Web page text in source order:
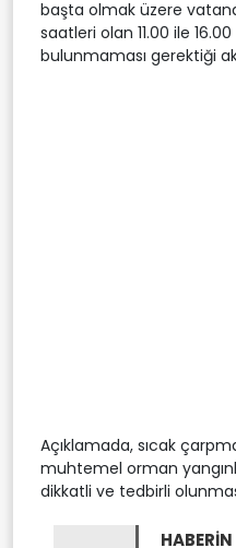
başta olmak üzere
saatleri olan 11.00 ile
bulunmaması gerektiği
Açıklamada, sıcak
muhtemel orman
dikkatli ve tedbirli